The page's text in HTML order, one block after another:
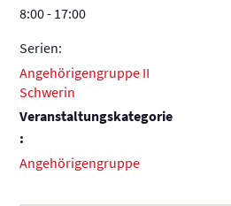
8:00 - 17:00
Serien:
Angehörigengruppe II
Schwerin
Veranstaltungskategorie
:
Angehörigengruppe